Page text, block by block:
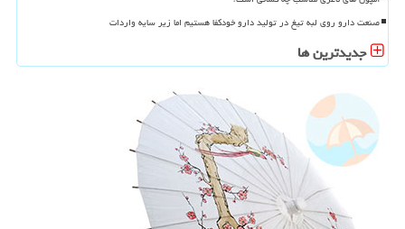
صنعت دارو روی لبه تیغ در تولید دارو خودکفا هستیم اما زیر سایه واردات
جدیدترین ها